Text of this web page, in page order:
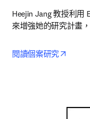
Heejin Jang 教授利用
來增強她的研究計畫
閱讀個案研究